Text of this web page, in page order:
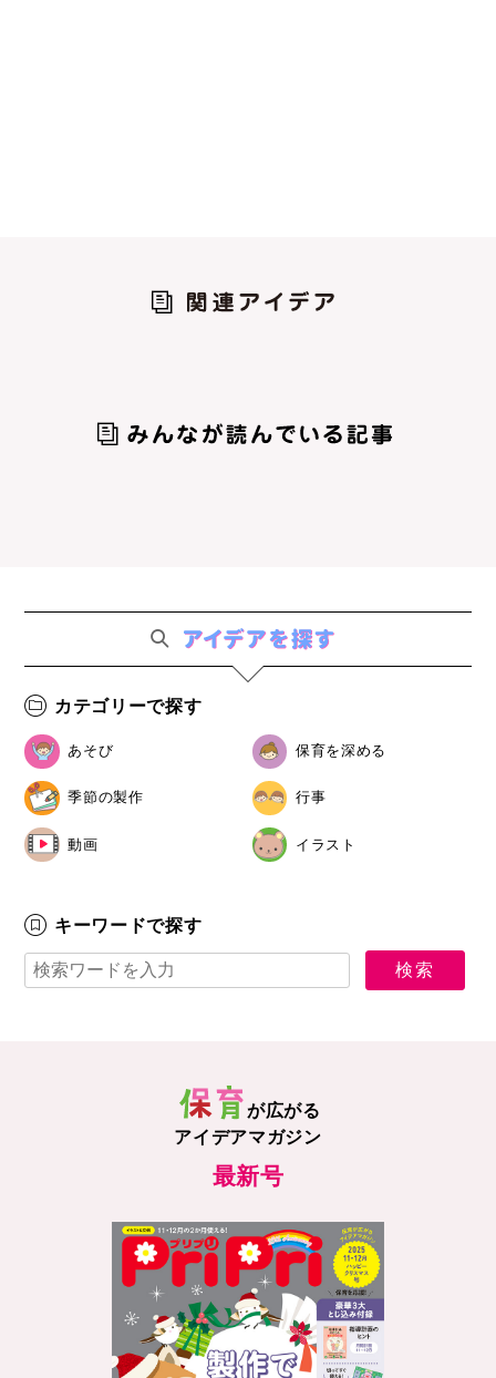
カテゴリーで探す
あそび 保育を深める
季節の製作 行事
動画 イラスト
キーワードで探す
が広がる
アイデアマガジン
最新号